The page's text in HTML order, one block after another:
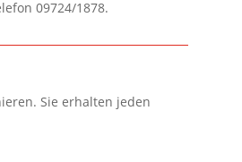
09724/1878.
Sie erhalten jeden